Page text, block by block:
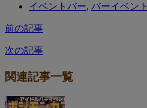
イベントバー, バーイベント
前の記事
次の記事
関連記事一覧